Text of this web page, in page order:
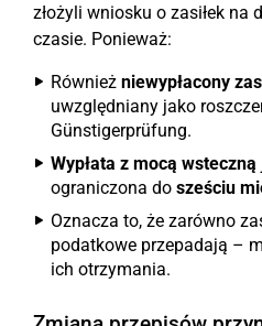
złożyli wniosku o zasiłek na
czasie. Ponieważ:
Również niewypłacony
uwzględniany jako
Günstigerprüfung.
Wypłata z mocą wsteczną
ograniczona do sześciu
Oznacza to, że zarówno
podatkowe przepadają –
ich otrzymania.